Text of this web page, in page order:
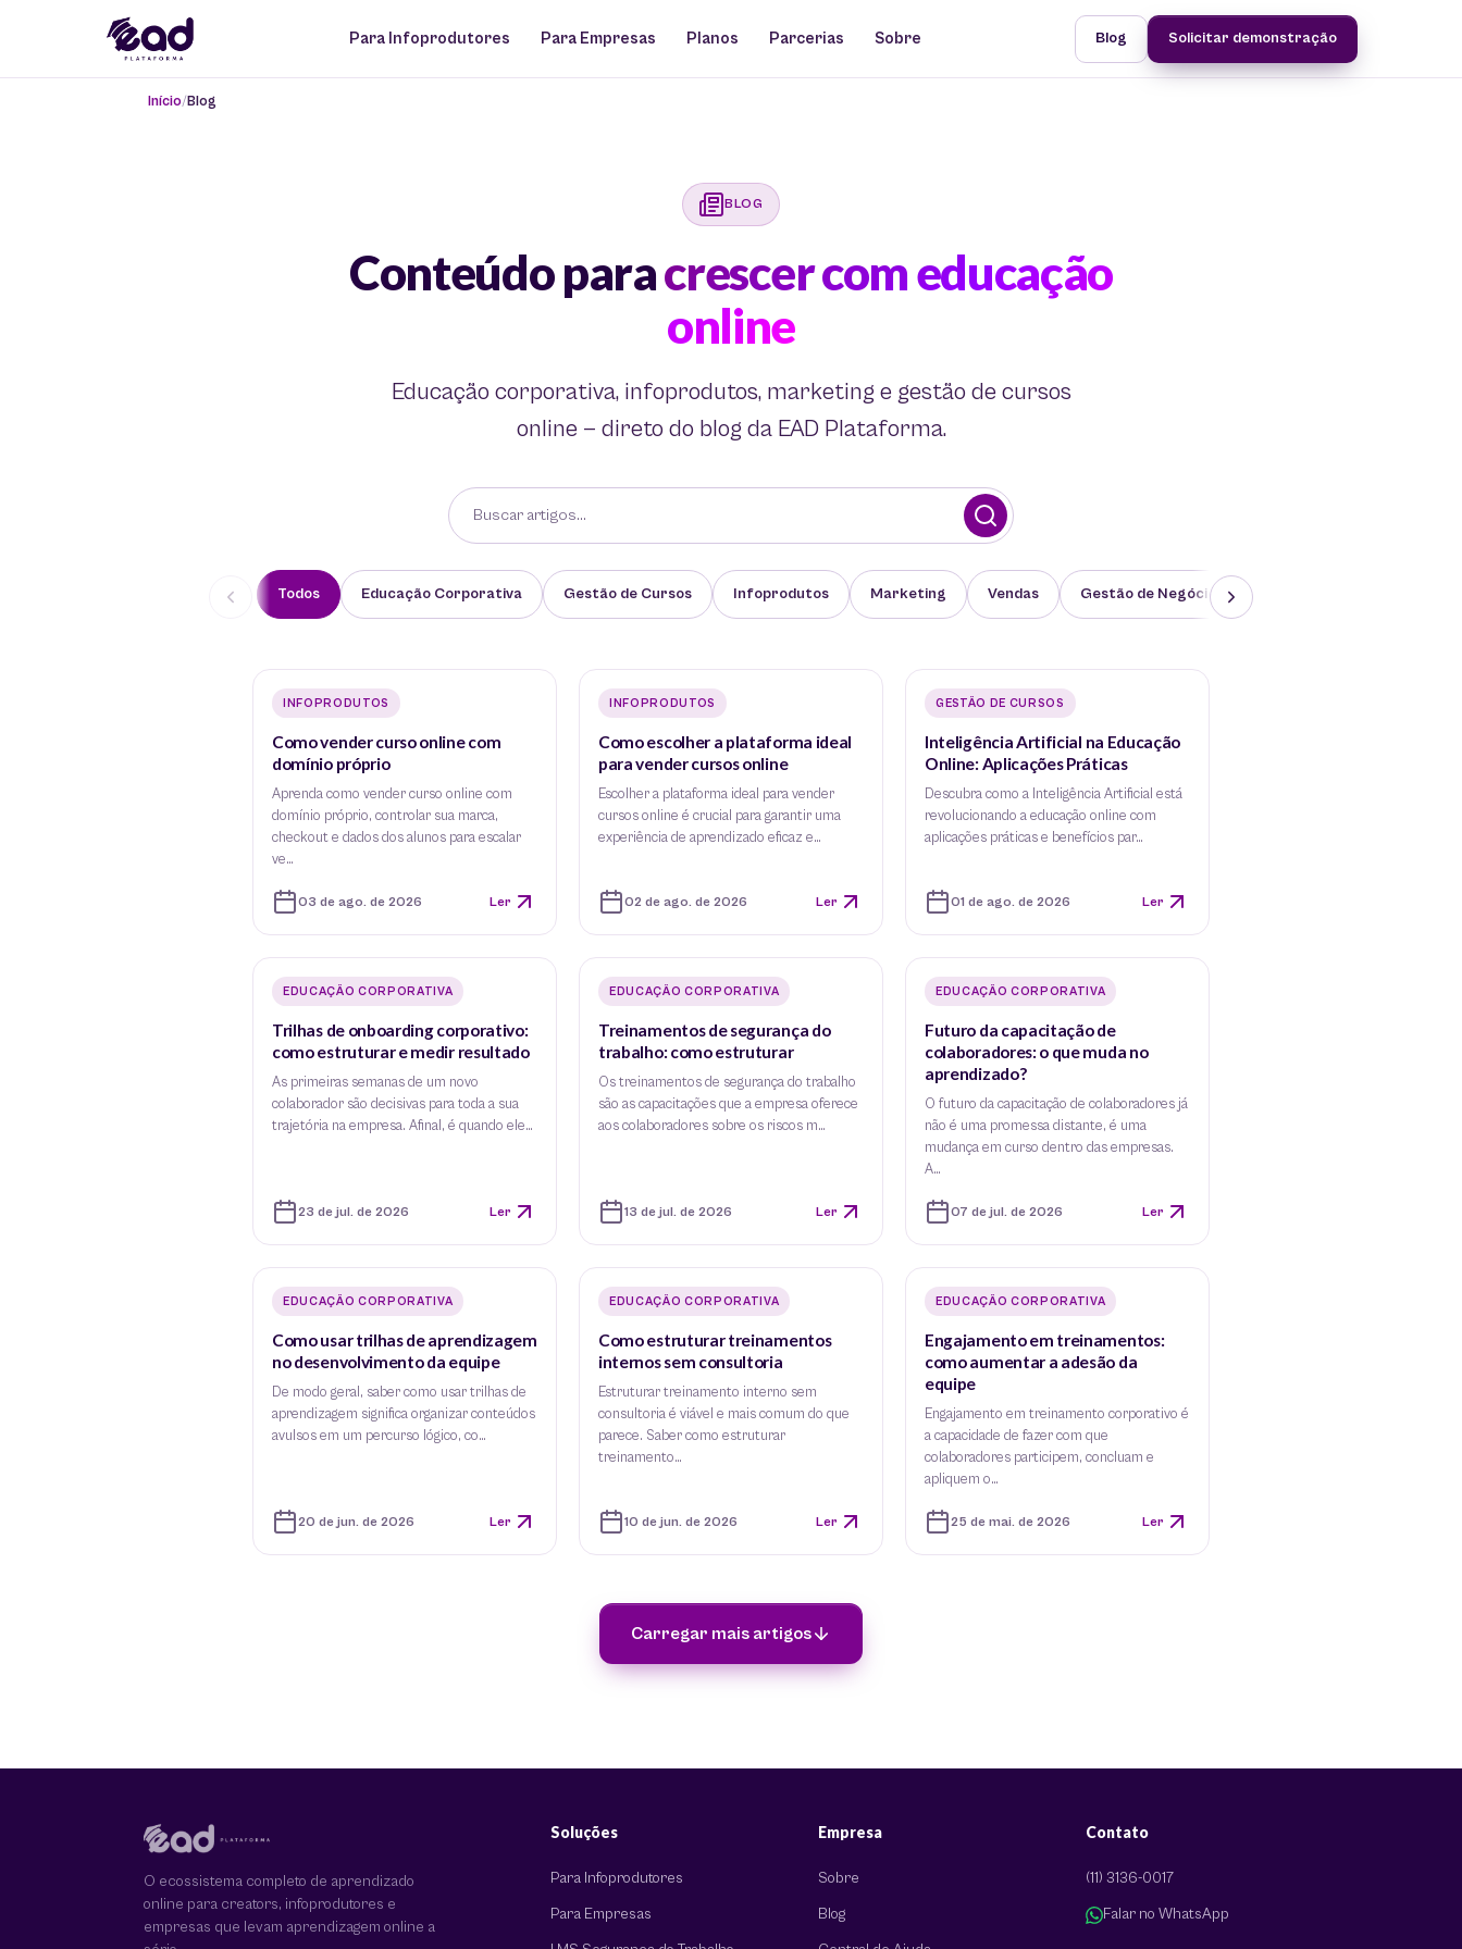
Para Infoprodutores Para Empresas Planos Parcerias Sobre Blog Solicitar demonstração
Início Blog
BLOG
Conteúdo paracrescer com educação
online
Educação corporativa, infoprodutos, marketing e gestão de cursos
online — direto do blog da EAD Plataforma.
Todos Educação Corporativa Gestão de Cursos Infoprodutos Marketing Vendas Gestão de Negócios
INFOPRODUTOS
Como vender curso online com
domínio próprio
Aprenda como vender curso online com
domínio próprio, controlar sua marca,
checkout e dados dos alunos para escalar
ve…
03 de ago. de 2026 Ler
INFOPRODUTOS
Como escolher a plataforma ideal
para vender cursos online
Escolher a plataforma ideal para vender
cursos online é crucial para garantir uma
experiência de aprendizado eficaz e…
02 de ago. de 2026 Ler
GESTÃO DE CURSOS
Inteligência Artificial na Educação
Online: Aplicações Práticas
Descubra como a Inteligência Artificial está
revolucionando a educação online com
aplicações práticas e benefícios par…
01 de ago. de 2026 Ler
EDUCAÇÃO CORPORATIVA
Trilhas de onboarding corporativo:
como estruturar e medir resultado
As primeiras semanas de um novo
colaborador são decisivas para toda a sua
trajetória na empresa. Afinal, é quando ele…
23 de jul. de 2026 Ler
EDUCAÇÃO CORPORATIVA
Treinamentos de segurança do
trabalho: como estruturar
Os treinamentos de segurança do trabalho
são as capacitações que a empresa oferece
aos colaboradores sobre os riscos m…
13 de jul. de 2026 Ler
EDUCAÇÃO CORPORATIVA
Futuro da capacitação de
colaboradores: o que muda no
aprendizado?
O futuro da capacitação de colaboradores já
não é uma promessa distante, é uma
mudança em curso dentro das empresas.
A…
07 de jul. de 2026 Ler
EDUCAÇÃO CORPORATIVA
Como usar trilhas de aprendizagem
no desenvolvimento da equipe
De modo geral, saber como usar trilhas de
aprendizagem significa organizar conteúdos
avulsos em um percurso lógico, co…
20 de jun. de 2026 Ler
EDUCAÇÃO CORPORATIVA
Como estruturar treinamentos
internos sem consultoria
Estruturar treinamento interno sem
consultoria é viável e mais comum do que
parece. Saber como estruturar
treinamento…
10 de jun. de 2026 Ler
EDUCAÇÃO CORPORATIVA
Engajamento em treinamentos:
como aumentar a adesão da
equipe
Engajamento em treinamento corporativo é
a capacidade de fazer com que
colaboradores participem, concluam e
apliquem o…
25 de mai. de 2026 Ler
Carregar mais artigos
O ecossistema completo de aprendizado
online para creators, infoprodutores e
empresas que levam aprendizagem online a
Soluções
Para Infoprodutores
Para Empresas
Empresa
Sobre
Blog
Contato
(11) 3136-0017
Falar no WhatsApp